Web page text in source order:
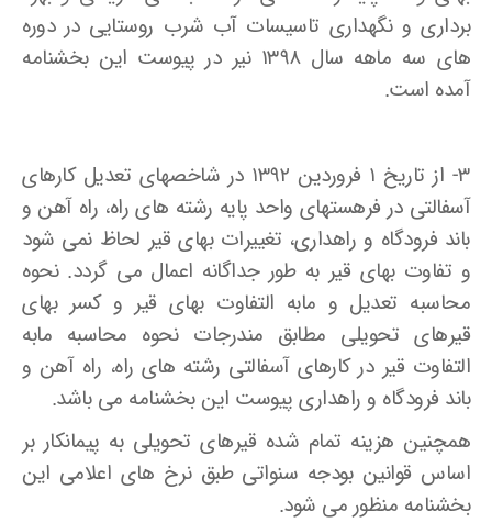
برداری و نگهداری تاسیسات آب شرب روستایی در دوره
های سه ماهه سال ۱۳۹۸ نیر در پیوست این بخشنامه
آمده است.
۳- از تاریخ ۱ فروردین ۱۳۹۲ در شاخصهای تعدیل کارهای
آسفالتی در فرهستهای واحد پایه رشته های راه، راه آهن و
باند فرودگاه و راهداری، تغییرات بهای قیر لحاظ نمی شود
و تفاوت بهای قیر به طور جداگانه اعمال می گردد. نحوه
محاسبه تعدیل و مابه التفاوت بهای قیر و کسر بهای
قیرهای تحویلی مطابق مندرجات نحوه محاسبه مابه
التفاوت قیر در کارهای آسفالتی رشته های راه، راه آهن و
باند فرودگاه و راهداری پیوست این بخشنامه می باشد.
همچنین هزینه تمام شده قیرهای تحویلی به پیمانکار بر
اساس قوانین بودجه سنواتی طبق نرخ های اعلامی این
بخشنامه منظور می شود.